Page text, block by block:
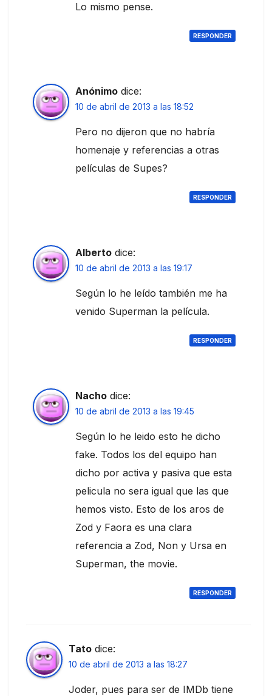
Lo mismo pense.
RESPONDER
Anónimo dice:
10 de abril de 2013 a las 18:52
Pero no dijeron que no habría
homenaje y referencias a otras
películas de Supes?
RESPONDER
Alberto dice:
10 de abril de 2013 a las 19:17
Según lo he leído también me ha
venido Superman la película.
RESPONDER
Nacho dice:
10 de abril de 2013 a las 19:45
Según lo he leido esto he dicho
fake. Todos los del equipo han
dicho por activa y pasiva que esta
pelicula no sera igual que las que
hemos visto. Esto de los aros de
Zod y Faora es una clara
referencia a Zod, Non y Ursa en
Superman, the movie.
RESPONDER
Tato dice:
10 de abril de 2013 a las 18:27
Joder, pues para ser de IMDb tiene